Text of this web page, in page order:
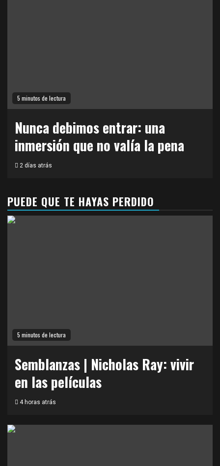
5 minutos de lectura
Nunca debimos entrar: una
inmersión que no valía la pena
2 días atrás
PUEDE QUE TE HAYAS PERDIDO
5 minutos de lectura
Semblanzas | Nicholas Ray: vivir
en las películas
4 horas atrás